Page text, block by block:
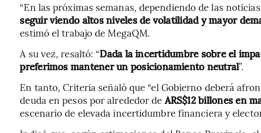
“En las próximas semanas, dependiendo de las
seguir viendo altos niveles de volatilidad y mayor
estimó el trabajo de MegaQM.
A su vez, resaltó: “Dada la incertidumbre sobre el
preferimos mantener un posicionamiento neutral”.
En tanto, Criteria señaló que “el Gobierno deberá
deuda en pesos por alrededor deARS$12 billones en
escenario de elevada incertidumbre financiera y